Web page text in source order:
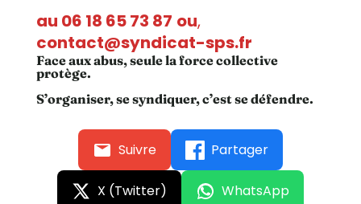
au 06 18 65 73 87 ou,
contact@syndicat-sps.fr
Face aux abus, seule la force collective
protège.
S’organiser, se syndiquer, c’est se défendre.
Suivre Partager
X (Twitter) WhatsApp